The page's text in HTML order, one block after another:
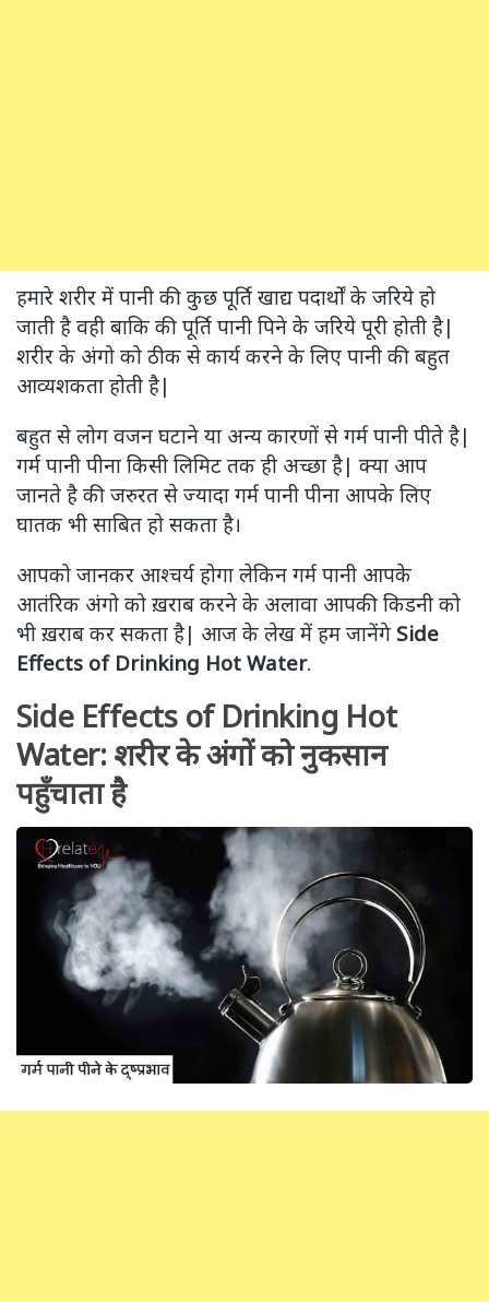
हमारे शरीर में पानी की कुछ पूर्ति खाद्य पदार्थों के जरिये हो
जाती है वही बाकि की पूर्ति पानी पिने के जरिये पूरी होती है|
शरीर के अंगो को ठीक से कार्य करने के लिए पानी की बहुत
आव्यशकता होती है|
बहुत से लोग वजन घटाने या अन्य कारणों से गर्म पानी पीते है|
गर्म पानी पीना किसी लिमिट तक ही अच्छा है| क्या आप
जानते है की जरुरत से ज्यादा गर्म पानी पीना आपके लिए
घातक भी साबित हो सकता है।
आपको जानकर आश्चर्य होगा लेकिन गर्म पानी आपके
आतंरिक अंगो को ख़राब करने के अलावा आपकी किडनी को
भी ख़राब कर सकता है| आज के लेख में हम जानेंगे Side
Effects of Drinking Hot Water.
Side Effects of Drinking Hot
Water: शरीर के अंगों को नुकसान
पहुँचाता है